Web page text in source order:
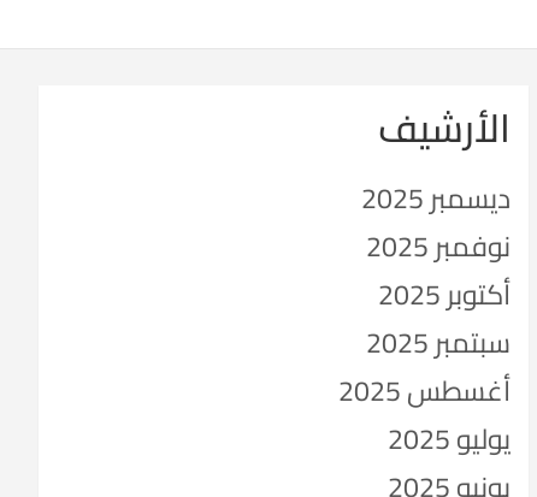
الأرشيف
ديسمبر 2025
نوفمبر 2025
أكتوبر 2025
سبتمبر 2025
أغسطس 2025
يوليو 2025